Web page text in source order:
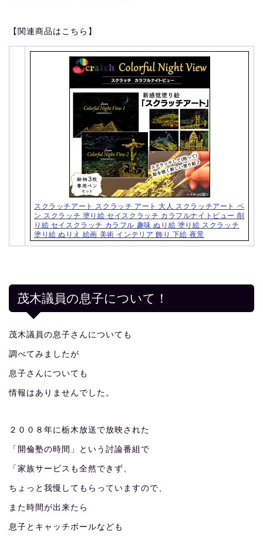
【関連商品はこちら】
スクラッチアート スクラッチ アート 大人 スクラッチアート ペ
ン スクラッチ 塗り絵 セイスクラッチ カラフルナイトビュー 削
り絵 セイスクラッチ カラフル 趣味 ぬり絵 塗り絵 スクラッチ
塗り絵 ぬりえ 絵画 美術 インテリア 飾り 下絵 夜景
茂木議員の息子について！
茂木議員の息子さんについても
調べてみましたが
息子さんについても
情報はありませんでした。
２００８年に栃木放送で放映された
「開倫塾の時間」という討論番組で
「家族サービスも全然できず、
ちょっと我慢してもらっていますので、
また時間が出来たら
息子とキャッチボールなども